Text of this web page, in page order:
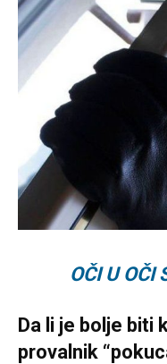
OČI U OČI
Da li je bolje biti
provalnik